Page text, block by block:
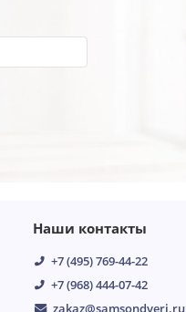
Наши контакты
+7 (495) 769-44-22
+7 (968) 444-07-42
zakaz@samsondveri.ru